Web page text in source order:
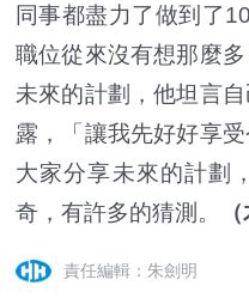
同事都盡力了做到了
職位從來沒有想那麼
未來的計劃，他坦言
露，「讓我先好好享
大家分享未來的計劃
奇，有許多的猜測。
責任編輯：朱劍明